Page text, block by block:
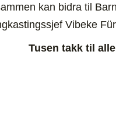
kan bidra til
Vibeke
Tusen takk til